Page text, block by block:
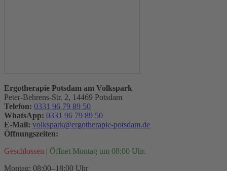
Ergotherapie Potsdam am Volkspark
Peter-Behrens-Str. 2, 14469 Potsdam
Telefon: 0331 96 79 89 50
WhatsApp: 0331 96 79 89 50
E-Mail: volkspark@ergotherapie-potsdam.de
Öffnungszeiten:
Geschlossen | Öffnet Montag um 08:00 Uhr.
Montag: 08:00–18:00 Uhr